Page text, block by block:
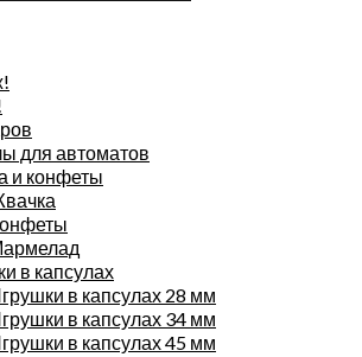
для автоматов
и конфеты
в капсулах
в капсулах 28 мм
в капсулах 34 мм
в капсулах 45 мм